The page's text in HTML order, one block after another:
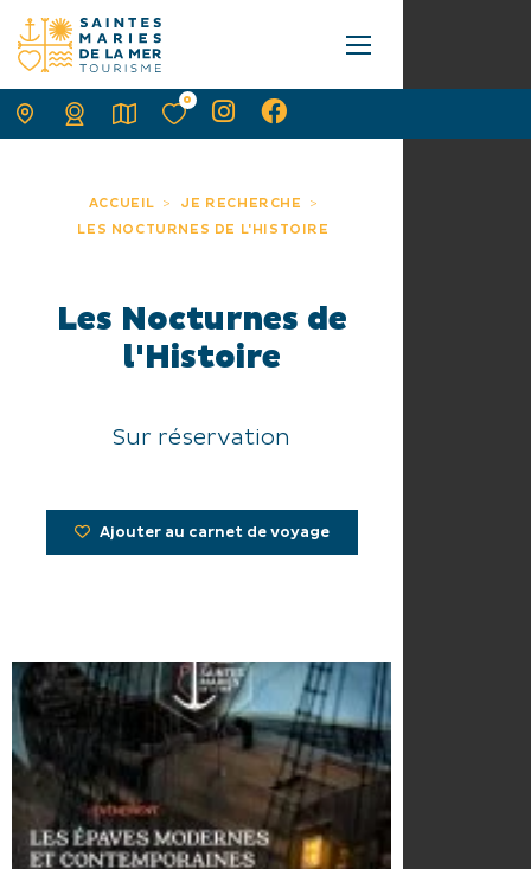
ACCUEIL
JE RECHERCHE
LES NOCTURNES DE L'HISTOIRE
Les Nocturnes de
l'Histoire
Sur réservation
Ajouter au carnet de voyage
0